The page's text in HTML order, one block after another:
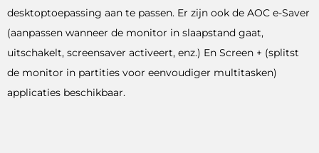
desktoptoepassing aan te passen. Er zijn ook de AOC e-Saver
(aanpassen wanneer de monitor in slaapstand gaat,
uitschakelt, screensaver activeert, enz.) En Screen + (splitst
de monitor in partities voor eenvoudiger multitasken)
applicaties beschikbaar.